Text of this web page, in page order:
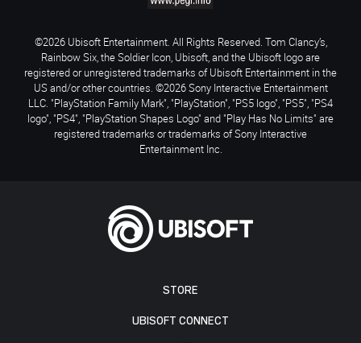
STORE
UBISOFT CONNECT
©2026 Ubisoft Entertainment. All Rights Reserved. Tom Clancy’s,
Rainbow Six, the Soldier Icon, Ubisoft, and the Ubisoft logo are
registered or unregistered trademarks of Ubisoft Entertainment in the
US and/or other countries. ©2026 Sony Interactive Entertainment
LLC. "PlayStation Family Mark", "PlayStation", "PS5 logo", "PS5", "PS4
logo", "PS4", "PlayStation Shapes Logo" and "Play Has No Limits" are
registered trademarks or trademarks of Sony Interactive
Entertainment Inc.